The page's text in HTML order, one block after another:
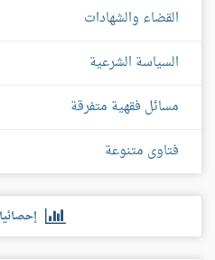
القضاء والشهادات
السياسة الشرعية
مسائل فقهية متفرقة
فتاوى متنوعة